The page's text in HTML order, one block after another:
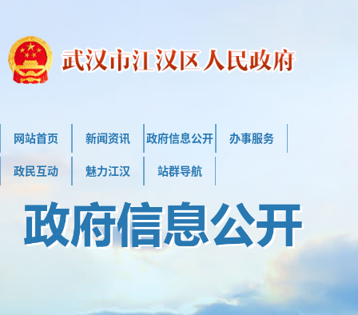
网站首页 新闻资讯 政府信息公开 办事服务
政民互动 魅力江汉 站群导航